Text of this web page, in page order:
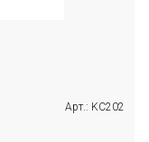
Арт.: KC202